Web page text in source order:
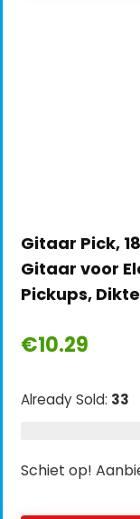
Gitaar Pick,
Gitaar voor
Pickups,
€10.29
Already Sold: 33
Schiet op!